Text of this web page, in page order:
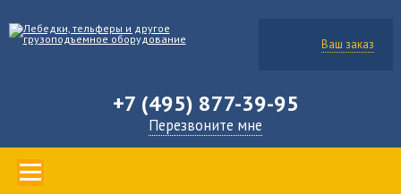
Ваш заказ
+7 (495) 877-39-95
Перезвоните мне